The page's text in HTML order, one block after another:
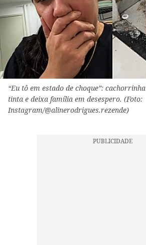
“Eu tô em estado de choque”:
tinta e deixa família em desespero. (Foto:
Instagram/@alinerodrigues.rezende)